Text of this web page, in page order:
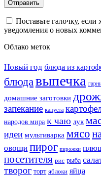
Поставьте галочку, если
уведомления о новых
Облако меток
Новый год блюда из
блюдавыпечка
домашние заготовки
запекание капуста
народов мира к чаю лук
идеи мультиварка мясо
овощи пирог пирожки
посетителя рис рыба
творог торт яблоки яйца